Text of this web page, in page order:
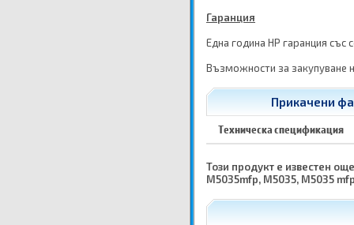
Гаранция
Една година HP гаранция
Възможности за закупуване
Прикачени
Техническа спецификация
Този продукт е известен
M5035mfp, M5035, M5035